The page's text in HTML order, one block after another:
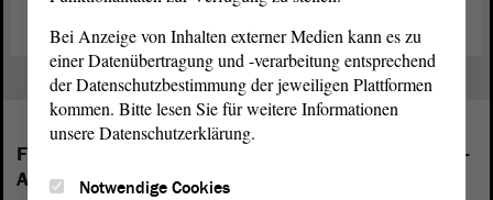
Folgende Fraktionen sind im Landtag von Sachsen-
Anhalt vertreten:
Bei Anzeige von Inhalten externer Medien kann es zu
einer Datenübertragung und -verarbeitung entsprechend
der Datenschutzbestimmung der jeweiligen Plattformen
kommen. Bitte lesen Sie für weitere Informationen
unsere Datenschutzerklärung.
Notwendige Cookies